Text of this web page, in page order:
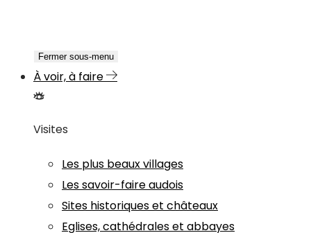
Fermer sous-menu
À voir, à faire
Visites
Les plus beaux villages
Les savoir-faire audois
Sites historiques et châteaux
Eglises, cathédrales et abbayes